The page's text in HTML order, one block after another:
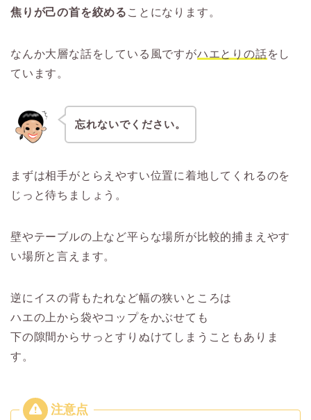
焦りが己の首を絞める ことになります。
なんか大層な話をしている風ですがハエとりの話をし
ています。
忘れないでください。
まずは相手がとらえやすい位置に着地してくれるのを
じっと待ちましょう。
壁やテーブルの上など平らな場所が比較的捕まえやす
い場所と言えます。
逆にイスの背もたれなど幅の狭いところは
ハエの上から袋やコップをかぶせても
下の隙間からサっとすりぬけてしまうこともありま
す。